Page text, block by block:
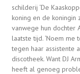
schilderij ‘De
koning en de koningin
vanwege hun dochter
laatste tijd. ‘Noem me
tegen haar assistente
discotheek. Want DJ
heeft al genoeg